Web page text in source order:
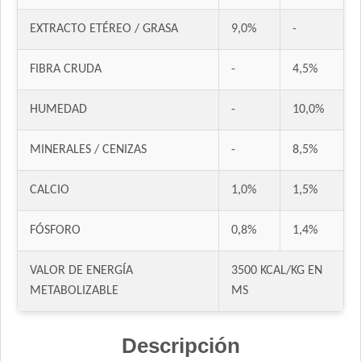
Ganacat Gato Adulto sabor Pescado
Gati Gato Adulto sabor Carne y Pollo
Gati Gato Adulto sabor Pescado y Salmón a la Primavera
Gaucho Gato Pescado
Handler Gato Adulto
Handler Gato Adulto Urinary
EXTRACTO ETÉREO / GRASA 9,0% -
FIBRA CRUDA - 4,5%
HUMEDAD - 10,0%
MINERALES / CENIZAS - 8,5%
CALCIO 1,0% 1,5%
FÓSFORO 0,8% 1,4%
VALOR DE ENERGÍA
METABOLIZABLE
3500 KCAL/KG EN
MS
Descripción